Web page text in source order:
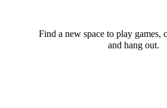
Find a new space to play games,
and hang out.